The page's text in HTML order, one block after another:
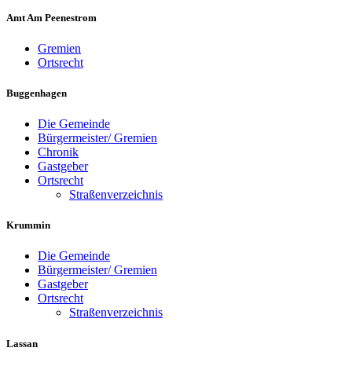
Amt Am Peenestrom
Gremien
Ortsrecht
Buggenhagen
Die Gemeinde
Bürgermeister/ Gremien
Chronik
Gastgeber
Ortsrecht
Straßenverzeichnis
Krummin
Die Gemeinde
Bürgermeister/ Gremien
Gastgeber
Ortsrecht
Straßenverzeichnis
Lassan